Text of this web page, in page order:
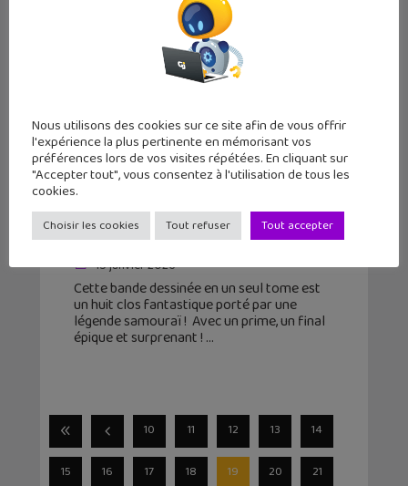
Sortie BD : Neige de sang, un récit
fantastique dans le Japon des
années 70
15 janvier 2026
Cette bande dessinée en un seul tome est
un huit clos fantastique porté par une
légende samouraï ! Avec un prime, un final
épique et surprenant !
10 11 12 13 14
15 16 17 18 19 20 21
Nous utilisons des cookies sur ce site afin de vous offrir
l'expérience la plus pertinente en mémorisant vos
préférences lors de vos visites répétées. En cliquant sur
"Accepter tout", vous consentez à l'utilisation de tous les
cookies.
Choisir les cookies Tout refuser Tout accepter